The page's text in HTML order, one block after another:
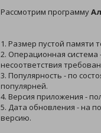
Рассмотрим программу
1. Размер пустой памяти
2. Операционная
несоответствия
3. Популярность - по
популярней.
4. Версия приложения -
5. Дата обновления - на
версию.